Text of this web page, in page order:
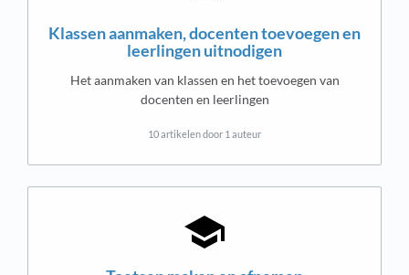
Klassen aanmaken, docenten toevoegen en
leerlingen uitnodigen
Het aanmaken van klassen en het toevoegen van
docenten en leerlingen
10 artikelen door 1 auteur